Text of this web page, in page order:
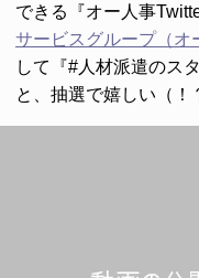
できる『オー人事
サービスグループ（オ
して『#人材派遣のス
と、抽選で嬉しい（！